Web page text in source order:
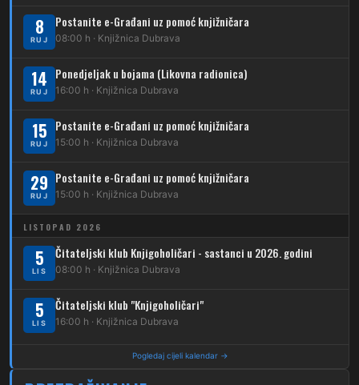
212
223 Dubec – Trnovčica – Dubrava
224 Dubec – Novoselec
261 Dubec – Sesvete – Goranec
262 Dubec – Sesvete – Planina Donja
263 Dubec – Sesvete–Kašina – Pl.Gornja
264 Dubec – Sesvete – Jesenovec
267
270 Dubec – Sesvete – Blaguša
272 Dubec – Sesvete – Moravče
8
RUJ
Postanite e-Građani uz pomoć knjižničara
08:00 h · Knjižnica Dubrava
14
RUJ
Ponedjeljak u bojama (Likovna radionica)
16:00 h · Knjižnica Dubrava
15
RUJ
Postanite e-Građani uz pomoć knjižničara
15:00 h · Knjižnica Dubrava
29
RUJ
Postanite e-Građani uz pomoć knjižničara
15:00 h · Knjižnica Dubrava
LISTOPAD 2026
5
LIS
Čitateljski klub Knjigoholičari - sastanci u 2026. godini
08:00 h · Knjižnica Dubrava
5
LIS
Čitateljski klub "Knjigoholičari"
16:00 h · Knjižnica Dubrava
Pogledaj cijeli kalendar →